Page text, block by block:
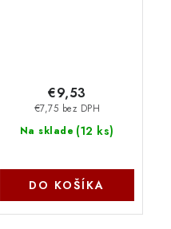
Na sklade (12 ks)
€7,75 bez DPH
€9,53
DO KOŠÍKA